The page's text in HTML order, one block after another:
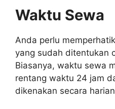
Waktu Sewa
Anda perlu
yang sudah ditentukan
Biasanya, waktu sewa
rentang waktu 24 jam
dikenakan secara